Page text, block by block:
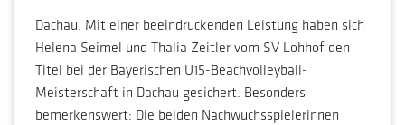
Dachau. Mit einer beeindruckenden Leistung haben sich
Helena Seimel und Thalia Zeitler vom SV Lohhof den
Titel bei der Bayerischen U15-Beachvolleyball-
Meisterschaft in Dachau gesichert. Besonders
bemerkenswert: Die beiden Nachwuchsspielerinnen